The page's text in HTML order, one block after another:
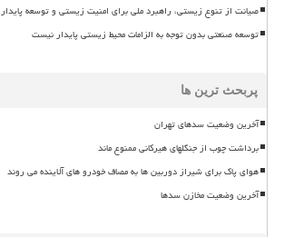
صیانت از تنوع زیستی، راهبرد ملی برای امنیت زیستی و توسعه پایدار
توسعه صنعتی بدون توجه به الزامات محیط زیستی پایدار نیست
پربحث ترین ها
آخرین وضعیت سدهای تهران
برداشت چوب از جنگلهای هیرکانی ممنوع ماند
هوای پاک برای شیراز دوربین ها به مصاف خودرو های آلاینده می روند
آخرین وضعیت مخازن سدها